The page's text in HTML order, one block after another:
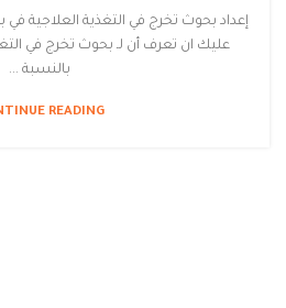
إعداد بحوث تخرج في التغذية العلاجية
عليك ان تعرف أن لـ بحوث تخرج في
بالنسبة ...
READING